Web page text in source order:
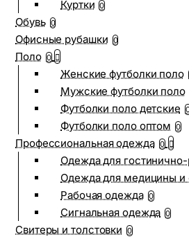
Куртки 0
Обувь 0
Офисные рубашки 0
Поло 0
Женские футболки поло
Мужские футболки поло
Футболки поло детские
Футболки поло оптом 0
Профессиональная одежда 0
Одежда для
Одежда для медицины и
Рабочая одежда 0
Сигнальная одежда 0
Свитеры и толстовки 0